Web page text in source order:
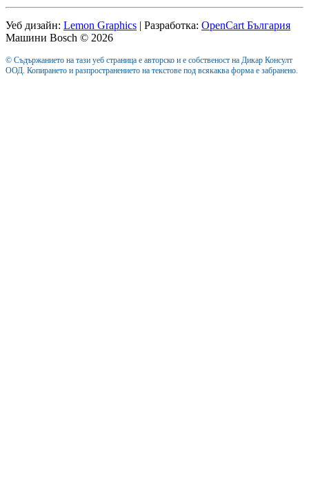
Уеб дизайн: Lemon Graphics | Разработка: OpenCart България
Машини Bosch © 2026
© Съдържанието на тази уеб страница е авторско и е собственост на Дикар Консулт
ООД. Копирането и разпространението на текстове под всякаква форма е забранено.